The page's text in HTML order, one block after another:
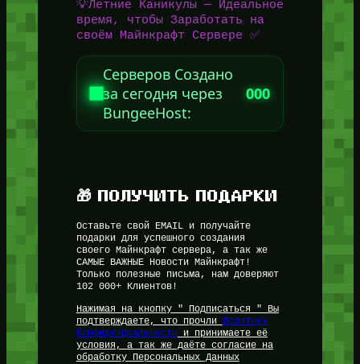
💡Летние Каникулы — Идеальное
время, чтобы Заработать на
своём Майнкрафт Сервере ✅
Серверов Создано
за сегодня через
BungeeHost:
000
🎁 ПОЛУЧИТЬ ПОДАРКИ
Оставьте свой EMAIL и получайте
подарки для успешного создания
своего Майнкрафт сервера, а так же
САМЫЕ ВАЖНЫЕ Новости Майнкрафт!
Только полезные письма, нам доверяют
102 000+ Клиентов!
Нажимая на кнопку " Подписаться " Вы
подтверждаете, что прочли
Политику
Конфиденциальностии принимаете её
условия, а так же даёте согласие на
обработку Персональных Данных